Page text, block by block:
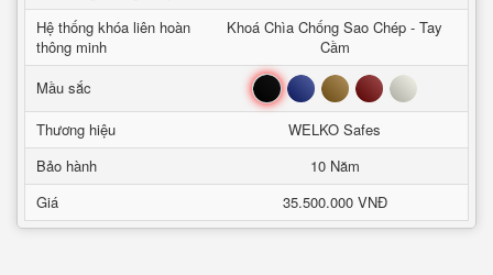
Hệ thống khóa liên hoàn
thông minh
Khoá Chìa Chống Sao Chép - Tay
Cầm
Mầu sắc
Đen Xanh Nâu Đỏ Trắng
Thương hiệu
WELKO Safes
Bảo hành
10 Năm
Giá
35.500.000 VNĐ